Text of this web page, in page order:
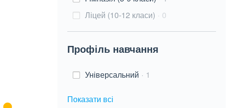
Ліцей (10-12 класи)
0
Профіль навчання
Універсальний 1
Показати всі